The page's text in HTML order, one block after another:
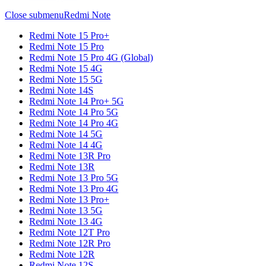
Close submenuRedmi Note
Redmi Note 15 Pro+
Redmi Note 15 Pro
Redmi Note 15 Pro 4G (Global)
Redmi Note 15 4G
Redmi Note 15 5G
Redmi Note 14S
Redmi Note 14 Pro+ 5G
Redmi Note 14 Pro 5G
Redmi Note 14 Pro 4G
Redmi Note 14 5G
Redmi Note 14 4G
Redmi Note 13R Pro
Redmi Note 13R
Redmi Note 13 Pro 5G
Redmi Note 13 Pro 4G
Redmi Note 13 Pro+
Redmi Note 13 5G
Redmi Note 13 4G
Redmi Note 12T Pro
Redmi Note 12R Pro
Redmi Note 12R